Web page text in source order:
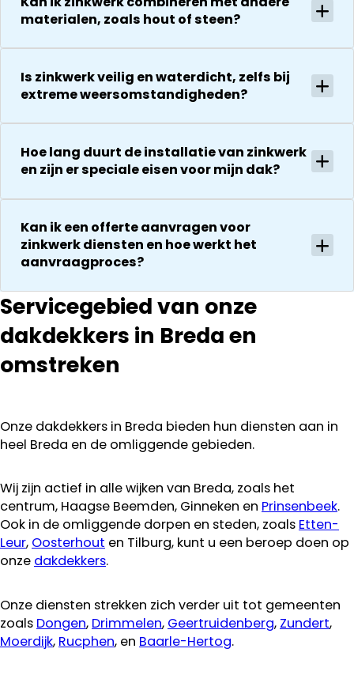
zijn
Het is nog
droog!!! Dus
zeker een 5
zijn
vervolgens
conform
afspraak en
zaken die ze
tegenkomen
worden
gerepareerd
zonder extra
ze goed en
materialen, zoals hout of steen?
Is zinkwerk veilig en waterdicht, zelfs bij
extreme weersomstandigheden?
Hoe lang duurt de installatie van zinkwerk
en zijn er speciale eisen voor mijn dak?
Kan ik een offerte aanvragen voor
zinkwerk diensten en hoe werkt het
aanvraagproces?
Servicegebied van onze
dakdekkers in Breda en
omstreken
Onze dakdekkers in Breda bieden hun diensten aan in
heel Breda en de omliggende gebieden.
Wij zijn actief in alle wijken van Breda, zoals het
centrum, Haagse Beemden, Ginneken en Prinsenbeek.
Ook in de omliggende dorpen en steden, zoals Etten-
Leur, Oosterhout en Tilburg, kunt u een beroep doen op
onze dakdekkers.
Onze diensten strekken zich verder uit tot gemeenten
zoals Dongen, Drimmelen, Geertruidenberg, Zundert,
Moerdijk, Rucphen, en Baarle-Hertog.